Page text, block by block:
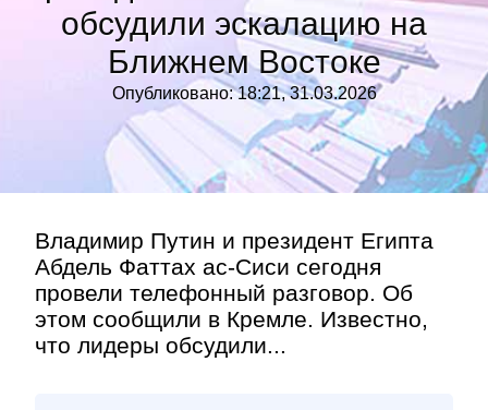
обсудили эскалацию на
Ближнем Востоке
Опубликовано: 18:21, 31.03.2026
Владимир Путин и президент Египта
Абдель Фаттах ас-Сиси сегодня
провели телефонный разговор. Об
этом сообщили в Кремле. Известно,
что лидеры обсудили...
»
»
Контакт»